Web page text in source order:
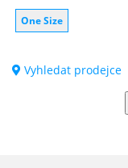
One Size
Vyhledat prodejce